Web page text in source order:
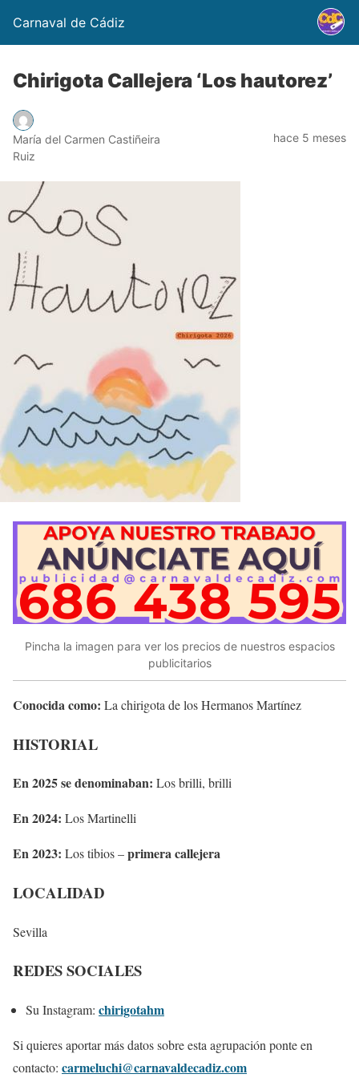
Carnaval de Cádiz
Chirigota Callejera ‘Los hautorez’
María del Carmen Castiñeira
Ruiz
hace 5 meses
Pincha la imagen para ver los precios de nuestros espacios
publicitarios
Conocida como: La chirigota de los Hermanos Martínez
HISTORIAL
En 2025 se denominaban: Los brilli, brilli
En 2024: Los Martinelli
En 2023: Los tibios –primera callejera
LOCALIDAD
Sevilla
REDES SOCIALES
Su Instagram: chirigotahm
Si quieres aportar más datos sobre esta agrupación ponte en
contacto: carmeluchi@carnavaldecadiz.com